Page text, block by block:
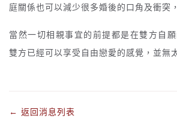
庭關係也可以減少很多婚後的口角及衝突
當然一切相親事宜的前提都是在雙方自
雙方已經可以享受自由戀愛的感覺，並無
← 返回消息列表